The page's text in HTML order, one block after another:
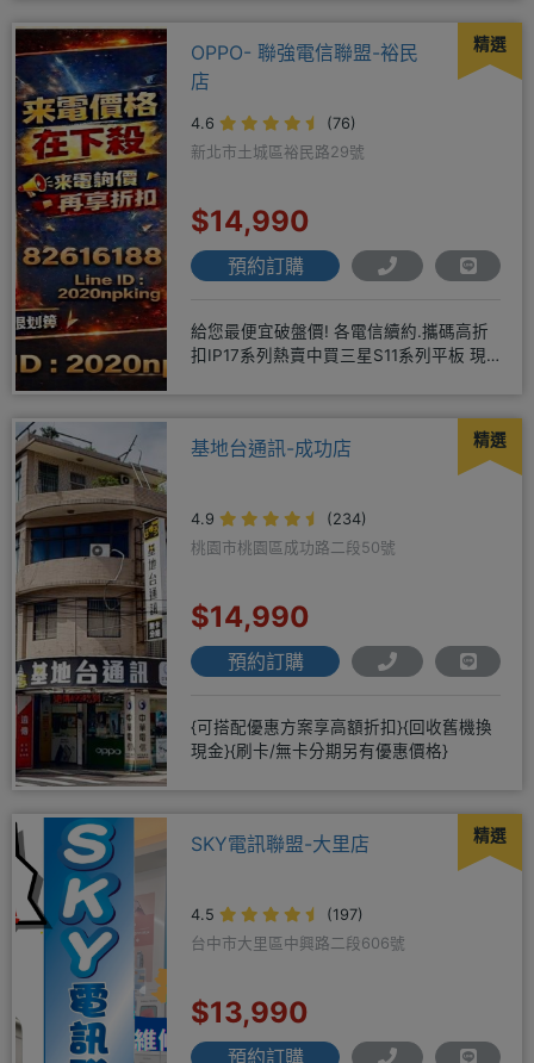
精選
OPPO- 聯強電信聯盟-裕民
店
4.6
(76)
新北市土城區裕民路29號
$14,990
預約訂購
給您最便宜破盤價! 各電信續約.攜碼高折
扣IP17系列熱賣中買三星S11系列平板 現
精選
基地台通訊-成功店
4.9
(234)
桃園市桃園區成功路二段50號
$14,990
預約訂購
{可搭配優惠方案享高額折扣}{回收舊機換
現金}{刷卡/無卡分期另有優惠價格}
精選
SKY電訊聯盟-大里店
4.5
(197)
台中市大里區中興路二段606號
$13,990
預約訂購